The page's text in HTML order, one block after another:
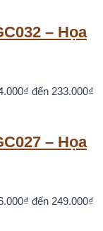
– Họa
đến 233.000₫
– Họa
đến 249.000₫